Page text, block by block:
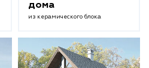
дома
из керамического блока